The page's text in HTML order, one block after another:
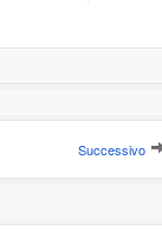
Successivo